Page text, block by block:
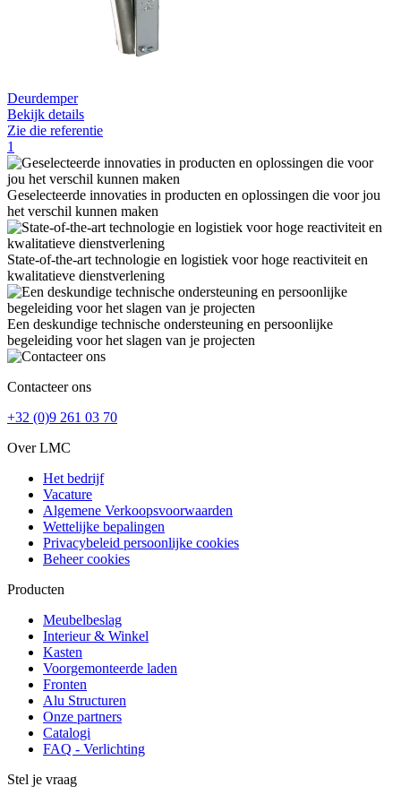
Deurdemper
Bekijk details
Zie die referentie
1
Geselecteerde innovaties in producten en oplossingen die voor jou
het verschil kunnen maken
State-of-the-art technologie en logistiek voor hoge reactiviteit en
kwalitatieve dienstverlening
Een deskundige technische ondersteuning en persoonlijke
begeleiding voor het slagen van je projecten
Contacteer ons
+32 (0)9 261 03 70
Over LMC
Het bedrijf
Vacature
Algemene Verkoopsvoorwaarden
Wettelijke bepalingen
Privacybeleid persoonlijke cookies
Beheer cookies
Producten
Meubelbeslag
Interieur & Winkel
Kasten
Voorgemonteerde laden
Fronten
Alu Structuren
Onze partners
Catalogi
FAQ - Verlichting
Stel je vraag